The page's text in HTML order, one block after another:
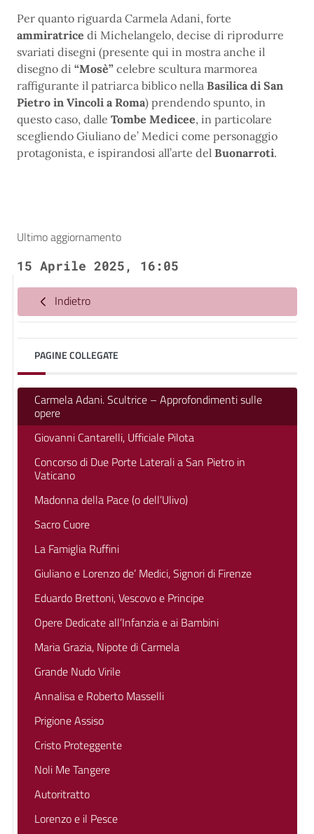
Per quanto riguarda Carmela Adani, forte
ammiratrice di Michelangelo, decise di riprodurre
svariati disegni (presente qui in mostra anche il
disegno di “Mosè” celebre scultura marmorea
raffigurante il patriarca biblico nella Basilica di San
Pietro in Vincoli a Roma) prendendo spunto, in
questo caso, dalle Tombe Medicee, in particolare
scegliendo Giuliano de’ Medici come personaggio
protagonista, e ispirandosi all’arte del Buonarroti.
Ultimo aggiornamento
15 Aprile 2025, 16:05
Indietro
PAGINE COLLEGATE
Carmela Adani. Scultrice – Approfondimenti sulle
opere
Giovanni Cantarelli, Ufficiale Pilota
Concorso di Due Porte Laterali a San Pietro in
Vaticano
Madonna della Pace (o dell’Ulivo)
Sacro Cuore
La Famiglia Ruffini
Giuliano e Lorenzo de’ Medici, Signori di Firenze
Eduardo Brettoni, Vescovo e Principe
Opere Dedicate all’Infanzia e ai Bambini
Maria Grazia, Nipote di Carmela
Grande Nudo Virile
Annalisa e Roberto Masselli
Prigione Assiso
Cristo Proteggente
Noli Me Tangere
Autoritratto
Lorenzo e il Pesce